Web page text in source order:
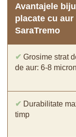
Avantajele
placate cu aur
SaraTremo
✔ Grosime strat
de aur: 6-8
✔ Durabilitate
timp